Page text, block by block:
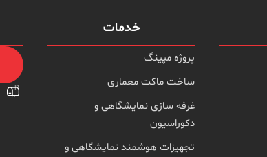
خدمات
پروژه مپینگ
ساخت ماکت معماری
غرفه سازی نمایشگاهی و
دکوراسیون
تجهیزات هوشمند نمایشگاهی و